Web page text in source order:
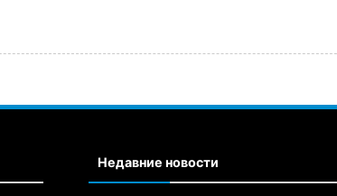
Недавние новости